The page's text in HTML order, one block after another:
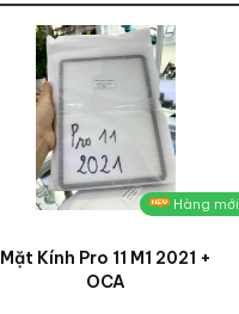
Hàng mới
Mặt Kính Pro 11 M1 2021 +
OCA